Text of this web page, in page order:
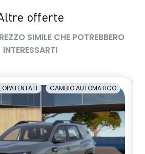
offerte
SIMILE CHE POTREBBERO
INTERESSARTI
CAMBIO AUTOMATICO